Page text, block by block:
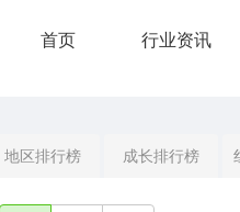
首页 行业资讯
地区排行榜 成长排行榜